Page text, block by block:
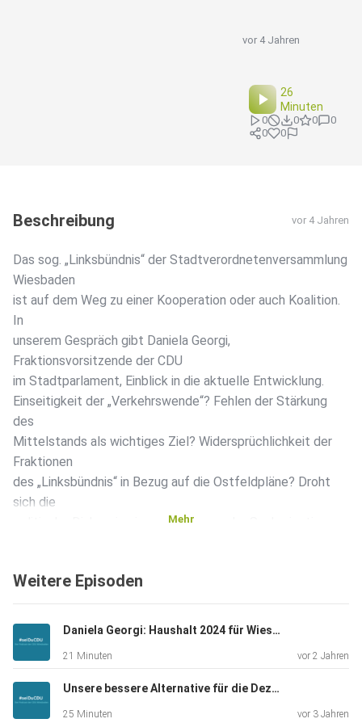
vor 4 Jahren
26
Minuten
0 0 0
0
0
0
Beschreibung vor 4 Jahren
Das sog. „Linksbündnis“ der Stadtverordnetenversammlung
Wiesbaden
ist auf dem Weg zu einer Kooperation oder auch Koalition.
In
unserem Gespräch gibt Daniela Georgi,
Fraktionsvorsitzende der CDU
im Stadtparlament, Einblick in die aktuelle Entwicklung.
Einseitigkeit der „Verkehrswende“? Fehlen der Stärkung
des
Mittelstands als wichtiges Ziel? Widersprüchlichkeit der
Fraktionen
des „Linksbündnis“ in Bezug auf die Ostfeldpläne? Droht
sich die
politische Diskussion immer mehr von der Sachorientierung
aufgegriffen
Mehr
Weitere Episoden
Daniela Georgi: Haushalt 2024 für Wiesbaden - Linksbündnis verschleiert und verschweigt"
21 Minuten vor 2 Jahren
Unsere bessere Alternative für die Dezernentenwahl 2023 – eine Nachlese
25 Minuten vor 3 Jahren